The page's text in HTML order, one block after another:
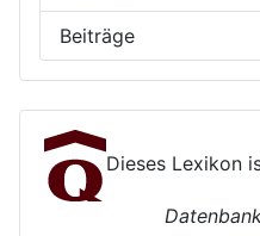
Beiträge
Dieses Lexikon